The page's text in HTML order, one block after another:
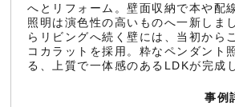
へとリフォーム。壁面収納で本や配
照明は演色性の高いものへ一新しま
らリビングへ続く壁には、当初から
コカラットを採用。粋なペンダント
る、上質で一体感のあるLDKが完成
事例